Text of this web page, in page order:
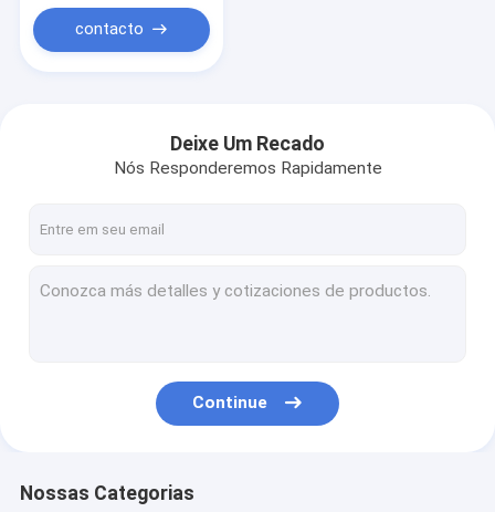
contacto
Deixe Um Recado
Nós Responderemos Rapidamente
Continue
Nossas Categorias